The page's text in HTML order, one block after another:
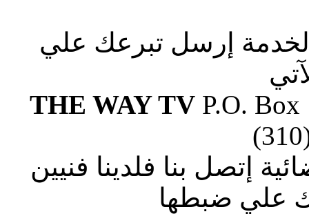
إرسل تبرعك علي
THE WAY TVP.O. Box
إتصل بنا فلدينا فنيين
علي ضبطها